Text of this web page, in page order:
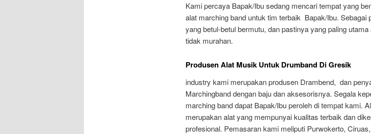
Kami percaya Bapak/Ibu sedang mencari tempat yang
alat marching band untuk tim terbaik Bapak/Ibu. Sebagai
yang betul-betul bermutu, dan pastinya yang paling
tidak murahan.
Produsen Alat Musik Untuk Drumband Di Gresik
industry kami merupakan produsen Drambend, dan
Marchingband dengan baju dan aksesorisnya. Segala
marching band dapat Bapak/Ibu peroleh di tempat kami.
merupakan alat yang mempunyai kualitas terbaik dan
profesional. Pemasaran kami meliputi Purwokerto,